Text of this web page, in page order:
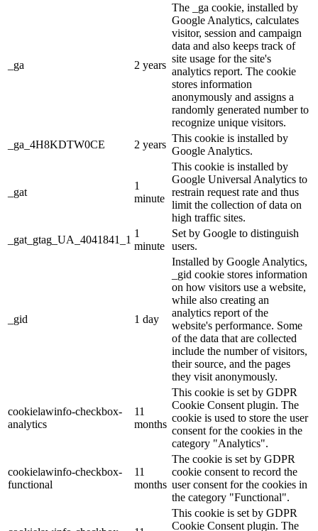
_ga 2 years
The _ga cookie, installed by
Google Analytics, calculates
visitor, session and campaign
data and also keeps track of
site usage for the site's
analytics report. The cookie
stores information
anonymously and assigns a
randomly generated number to
recognize unique visitors.
_ga_4H8KDTW0CE
2 years
This cookie is installed by
Google Analytics.
_gat
1
minute
This cookie is installed by
Google Universal Analytics to
restrain request rate and thus
limit the collection of data on
high traffic sites.
_gat_gtag_UA_4041841_1
1
minute
Set by Google to distinguish
users.
_gid 1 day
Installed by Google Analytics,
_gid cookie stores information
on how visitors use a website,
while also creating an
analytics report of the
website's performance. Some
of the data that are collected
include the number of visitors,
their source, and the pages
they visit anonymously.
cookielawinfo-checkbox-
analytics
11
months
This cookie is set by GDPR
Cookie Consent plugin. The
cookie is used to store the user
consent for the cookies in the
category "Analytics".
cookielawinfo-checkbox-
functional
11
months
The cookie is set by GDPR
cookie consent to record the
user consent for the cookies in
the category "Functional".
This cookie is set by GDPR
Cookie Consent plugin. The